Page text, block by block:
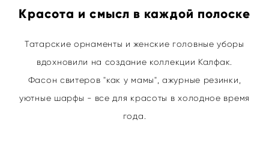
Красота и смысл в каждой полоске
Татарские орнаменты и женские головные уборы
вдохновили на создание коллекции Калфак.
Фасон свитеров "как у мамы", ажурные резинки,
уютные шарфы - все для красоты в холодное время
года.